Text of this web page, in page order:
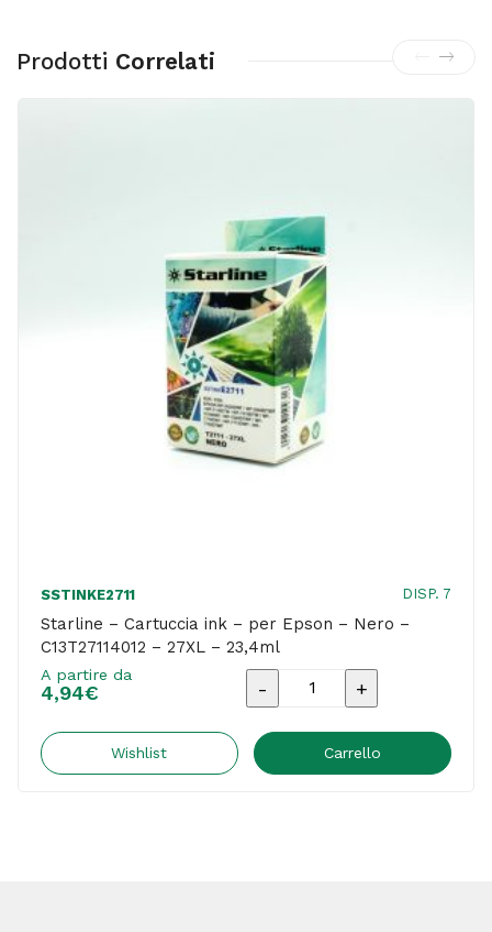
Prodotti Correlati
SSTINKE2711 DISP. 7
Starline – Cartuccia ink – per Epson – Nero –
C13T27114012 – 27XL – 23,4ml
A partire da
4,94€
Starline
Cartuccia
Wishlist Carrello